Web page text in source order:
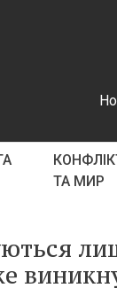
ТА МИР